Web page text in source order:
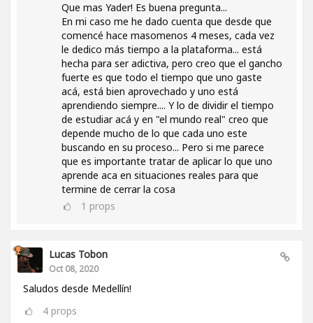
Que mas Yader! Es buena pregunta...
En mi caso me he dado cuenta que desde que
comencé hace masomenos 4 meses, cada vez
le dedico más tiempo a la plataforma... está
hecha para ser adictiva, pero creo que el gancho
fuerte es que todo el tiempo que uno gaste
acá, está bien aprovechado y uno está
aprendiendo siempre.... Y lo de dividir el tiempo
de estudiar acá y en "el mundo real" creo que
depende mucho de lo que cada uno este
buscando en su proceso... Pero si me parece
que es importante tratar de aplicar lo que uno
aprende aca en situaciones reales para que
termine de cerrar la cosa
1 props
Lucas Tobon
Oct 08, 2020
Saludos desde Medellín!
4 props